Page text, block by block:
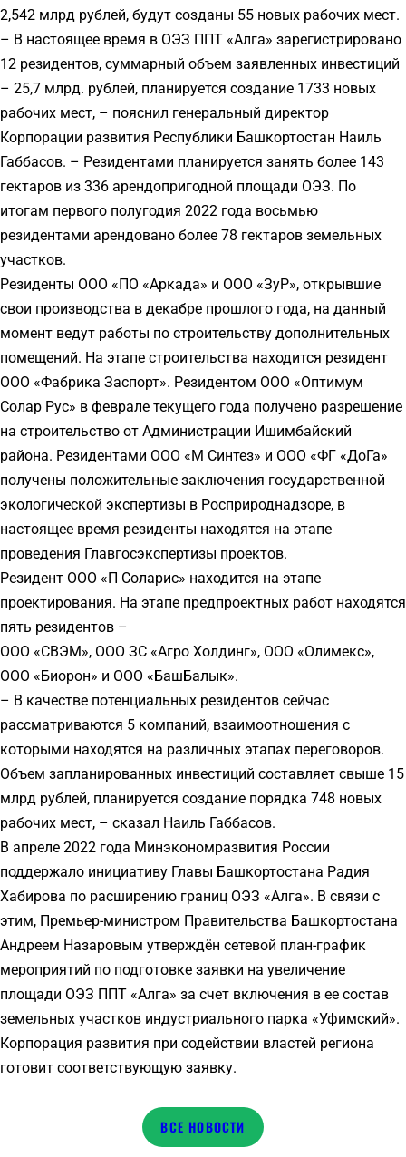
2,542 млрд рублей, будут созданы 55 новых рабочих мест.
– В настоящее время в ОЭЗ ППТ «Алга» зарегистрировано
12 резидентов, суммарный объем заявленных инвестиций
– 25,7 млрд. рублей, планируется создание 1733 новых
рабочих мест, – пояснил генеральный директор
Корпорации развития Республики Башкортостан Наиль
Габбасов. – Резидентами планируется занять более 143
гектаров из 336 арендопригодной площади ОЭЗ. По
итогам первого полугодия 2022 года восьмью
резидентами арендовано более 78 гектаров земельных
участков.
Резиденты ООО «ПО «Аркада» и ООО «ЗуР», открывшие
свои производства в декабре прошлого года, на данный
момент ведут работы по строительству дополнительных
помещений. На этапе строительства находится резидент
ООО «Фабрика Заспорт». Резидентом ООО «Оптимум
Солар Рус» в феврале текущего года получено разрешение
на строительство от Администрации Ишимбайский
района. Резидентами ООО «М Синтез» и ООО «ФГ «ДоГа»
получены положительные заключения государственной
экологической экспертизы в Росприроднадзоре, в
настоящее время резиденты находятся на этапе
проведения Главгосэкспертизы проектов.
Резидент ООО «П Соларис» находится на этапе
проектирования. На этапе предпроектных работ находятся
пять резидентов –
ООО «СВЭМ», ООО ЗС «Агро Холдинг», ООО «Олимекс»,
ООО «Биорон» и ООО «БашБалык».
– В качестве потенциальных резидентов сейчас
рассматриваются 5 компаний, взаимоотношения с
которыми находятся на различных этапах переговоров.
Объем запланированных инвестиций составляет свыше 15
млрд рублей, планируется создание порядка 748 новых
рабочих мест, – сказал Наиль Габбасов.
В апреле 2022 года Минэкономразвития России
поддержало инициативу Главы Башкортостана Радия
Хабирова по расширению границ ОЭЗ «Алга». В связи с
этим, Премьер-министром Правительства Башкортостана
Андреем Назаровым утверждён сетевой план-график
мероприятий по подготовке заявки на увеличение
площади ОЭЗ ППТ «Алга» за счет включения в ее состав
земельных участков индустриального парка «Уфимский».
Корпорация развития при содействии властей региона
готовит соответствующую заявку.
НОВОСТИ